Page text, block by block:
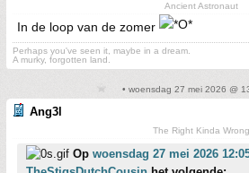
Ancient Astronaut
In de loop van de zomer
Perhaps you've seen it, maybe in a dream.
A murky, forgotten land.
• woensdag 27 mei 2026 @
Ang3l
The Right Kinda Wrong
Op woensdag 27 mei 2026